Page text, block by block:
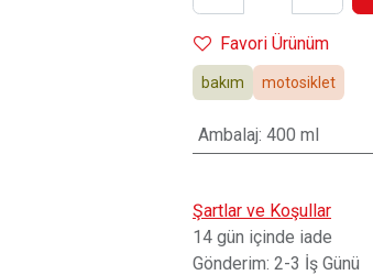
Favori Ürünüm
bakım motosiklet
Ambalaj: 400 ml
Şartlar ve Koşullar
14 gün içinde iade
Gönderim: 2-3 İş Günü